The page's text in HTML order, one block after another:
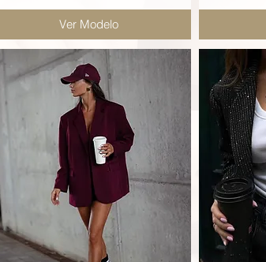
Ver Modelo